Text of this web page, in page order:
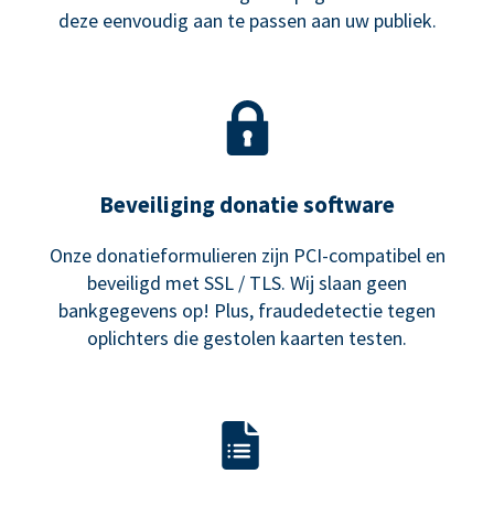
deze eenvoudig aan te passen aan uw publiek.
Beveiliging donatie software
Onze donatieformulieren zijn PCI-compatibel en
beveiligd met SSL / TLS. Wij slaan geen
bankgegevens op! Plus, fraudedetectie tegen
oplichters die gestolen kaarten testen.